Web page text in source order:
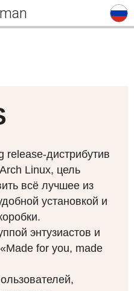
дистрибутив
Linux, цель
всё лучшее из
установкой и
энтузиастов и
for you, made